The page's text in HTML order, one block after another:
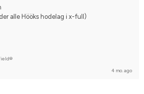
alle Hööks hodelag i x-full)
4 mo. ago